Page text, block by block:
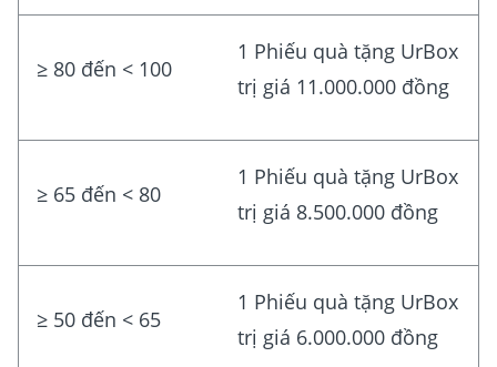
≥ 80 đến < 100
1 Phiếu quà tặng UrBox
trị giá 11.000.000 đồng
≥ 65 đến < 80
1 Phiếu quà tặng UrBox
trị giá 8.500.000 đồng
≥ 50 đến < 65
1 Phiếu quà tặng UrBox
trị giá 6.000.000 đồng